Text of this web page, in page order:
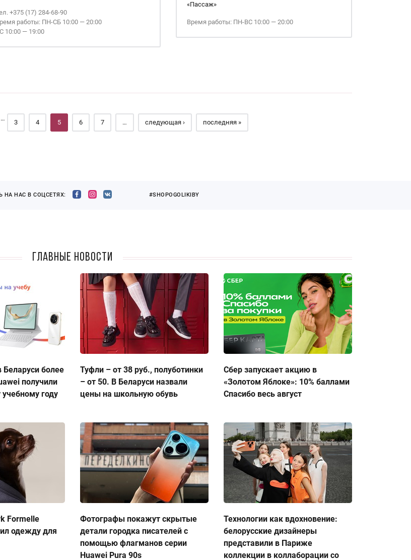
+375 (17) 284-68-90
работы: ПН-СБ 10:00 — 20:00
10:00 — 19:00
«Пассаж»
Время работы: ПН-ВС 10:00 — 20:00
…
3 4 5 6 7 … следующая › последняя »
НА НАС В СОЦСЕТЯХ: #SHOPOGOLIKIBY
Главные новости
более
получили
году
Туфли – от 38 руб., полуботинки
– от 50. В Беларуси назвали
цены на школьную обувь
Сбер запускает акцию в
«Золотом Яблоке»: 10% баллами
Спасибо весь август
Formelle
одежду для
Фотографы покажут скрытые
детали городка писателей с
помощью флагманов серии
Huawei Pura 90s
Технологии как вдохновение:
белорусские дизайнеры
представили в Париже
коллекции в коллаборации со